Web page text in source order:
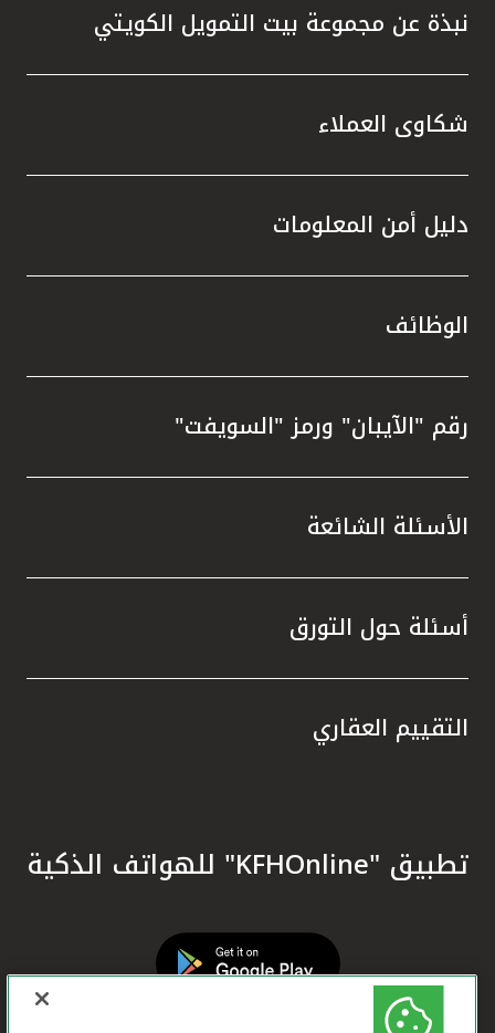
نبذة عن مجموعة بيت التمويل الكويتي
شكاوى العملاء
دليل أمن المعلومات
الوظائف
رقم "الآيبان" ورمز "السويفت"
الأسئلة الشائعة
أسئلة حول التورق
التقييم العقاري
تطبيق "KFHOnline" للهواتف الذكية